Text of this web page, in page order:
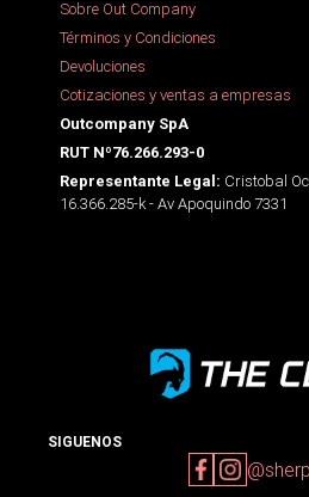
Sobre Out Company
Términos y Condiciones
Devoluciones
Cotizaciones y ventas a empresas
Outcompany SpA
RUT Nº76.266.293-0
Representante Legal: Cristobal
16.366.285-k - Av Apoquindo 7331
SIGUENOS